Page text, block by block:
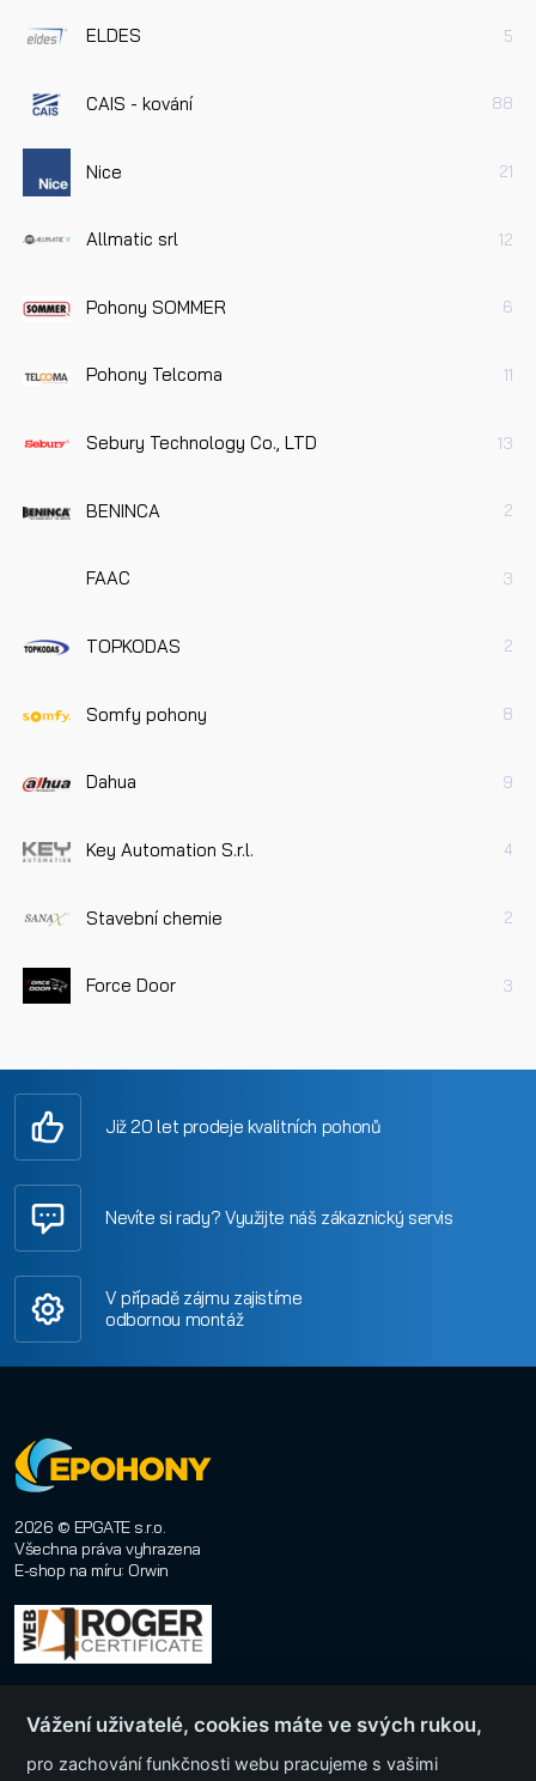
ELDES 5
CAIS - kování 88
Nice 21
Allmatic srl 12
Pohony SOMMER 6
Pohony Telcoma 11
Sebury Technology Co., LTD 13
BENINCA 2
FAAC 3
TOPKODAS 2
Somfy pohony 8
Dahua 9
Key Automation S.r.l. 4
Stavební chemie 2
Force Door 3
Již 20 let prodeje kvalitních pohonů
Nevíte si rady? Využijte náš zákaznický servis
V případě zájmu zajistíme
odbornou montáž
2026 © EPGATE s.r.o.
Všechna práva vyhrazena
E-shop na míru: Orwin
Vážení uživatelé, cookies máte ve svých rukou,
pro zachování funkčnosti webu pracujeme s vašimi